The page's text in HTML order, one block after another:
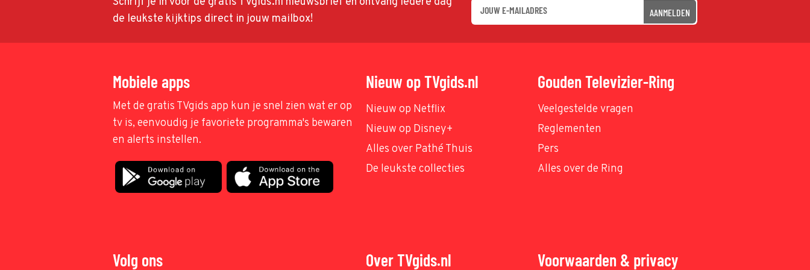
de leukste kijktips direct in jouw mailbox!
AANMELDEN
Mobiele apps
Met de gratis TVgids app kun je snel zien wat er op
tv is, eenvoudig je favoriete programma's bewaren
en alerts instellen.
Nieuw op TVgids.nl
Nieuw op Netflix
Nieuw op Disney+
Alles over Pathé Thuis
De leukste collecties
Gouden Televizier-Ring
Veelgestelde vragen
Reglementen
Pers
Alles over de Ring
Volg ons Over TVgids.nl Voorwaarden & privacy